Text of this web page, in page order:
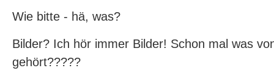
Wie bitte - hä, was?
Bilder? Ich hör immer Bilder! Schon mal was
gehört?????